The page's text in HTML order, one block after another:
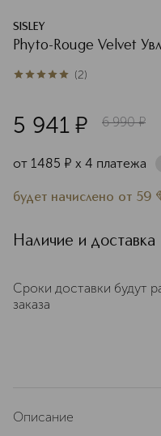
SISLEY
Phyto-Rouge Velvet
5из 52 (2)
5 941 ¤ 6 990 ¤
от 1485 ¤ х 4 платежа
будет начислено от 59
Наличие и доставка
Сроки доставки будут
заказа
Описание